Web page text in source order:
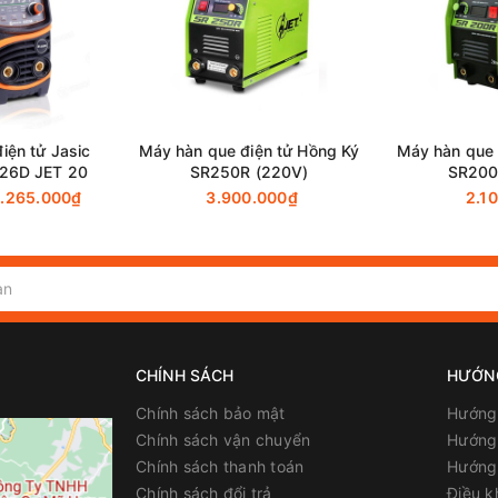
0.77 0.83
tử Jasic
JET 20
Máy hàn que điện tử Hồng Ký
SR250R (220V)
3.900.000₫
Máy hàn
CHÍNH SÁCH
Chính sách bảo mật
Chính sách vận chuyển
Chính sách thanh toán
Chính sách đổi trả
Điều